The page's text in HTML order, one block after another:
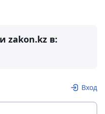
zakon.kz в:
Вход